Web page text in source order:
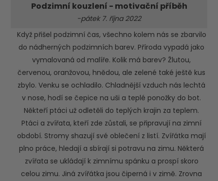
Podzimní kouzlení - motivační příběh
-pátek 7. října 2022
Když přišel podzimní čas, všechno kolem nás se zbarvilo
do nádherných podzimních barev. Příroda vypadá jako
vymalovaná od malíře. Kolik má barev? Žlutou,
červenou, oranžovou, hnědou, ale zelené také ještě kus
zbylo. Venku se ochladilo. Chladnější vzduch nás lechtá
v nose, hodí se čepice na uši a teplé ponožky do bot.
Někteří ptáci už odletěli do teplých krajin za teplem.
Ptáci a zvířata, kteří zde zůstali, se připravují na zimní
období. Stromy shazují své oblečení z listí. Zvířátka mají
plno práce, hledají a sbírají si potravu na zimu. Některá
zvířata se ukládají k zimnímu spánku a prospí skoro
celou zimu. Jiná zvířátka jsou čiperná i v zimě. Zrovna